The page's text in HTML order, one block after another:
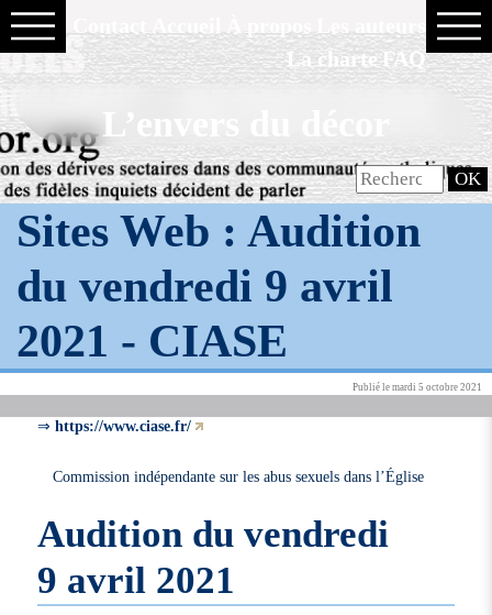
La charte FAQ
L’envers du décor
Sites Web : Audition
du vendredi 9 avril
2021 - CIASE
Publié le mardi 5 octobre 2021
⇒https://www.ciase.fr/
Commission indépendante sur les abus sexuels dans l’Église
Audition du vendredi
9 avril 2021